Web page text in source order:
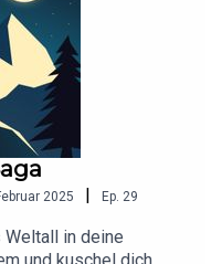
Amadeus E. Fronk
2025 | Ep. 29
in deine